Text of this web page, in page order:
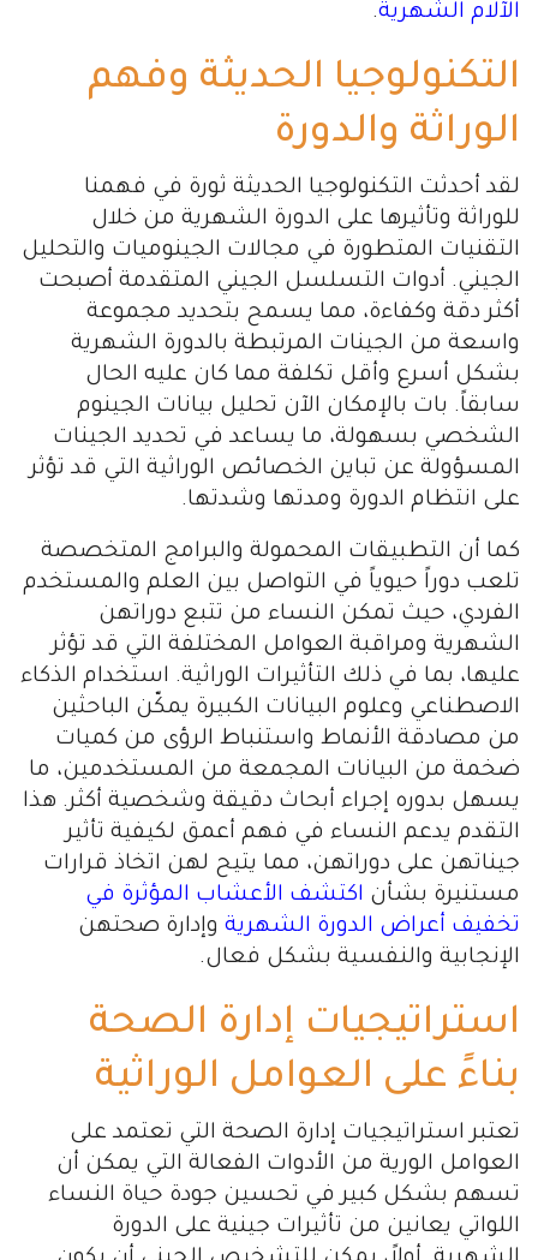
الآلام الشهرية.
التكنولوجيا الحديثة وفهم
الوراثة والدورة
لقد أحدثت التكنولوجيا الحديثة ثورة في فهمنا
للوراثة وتأثيرها على الدورة الشهرية من خلال
التقنيات المتطورة في مجالات الجينوميات والتحليل
الجيني. أدوات التسلسل الجيني المتقدمة أصبحت
أكثر دقة وكفاءة، مما يسمح بتحديد مجموعة
واسعة من الجينات المرتبطة بالدورة الشهرية
بشكل أسرع وأقل تكلفة مما كان عليه الحال
سابقاً. بات بالإمكان الآن تحليل بيانات الجينوم
الشخصي بسهولة، ما يساعد في تحديد الجينات
المسؤولة عن تباين الخصائص الوراثية التي قد تؤثر
على انتظام الدورة ومدتها وشدتها.
كما أن التطبيقات المحمولة والبرامج المتخصصة
تلعب دوراً حيوياً في التواصل بين العلم والمستخدم
الفردي، حيث تمكن النساء من تتبع دوراتهن
الشهرية ومراقبة العوامل المختلفة التي قد تؤثر
عليها، بما في ذلك التأثيرات الوراثية. استخدام الذكاء
الاصطناعي وعلوم البيانات الكبيرة يمكّن الباحثين
من مصادقة الأنماط واستنباط الرؤى من كميات
ضخمة من البيانات المجمعة من المستخدمين، ما
يسهل بدوره إجراء أبحاث دقيقة وشخصية أكثر. هذا
التقدم يدعم النساء في فهم أعمق لكيفية تأثير
جيناتهن على دوراتهن، مما يتيح لهن اتخاذ قرارات
مستنيرة بشأن اكتشف الأعشاب المؤثرة في
تخفيف أعراض الدورة الشهرية وإدارة صحتهن
الإنجابية والنفسية بشكل فعال.
استراتيجيات إدارة الصحة
بناءً على العوامل الوراثية
تعتبر استراتيجيات إدارة الصحة التي تعتمد على
العوامل الورية من الأدوات الفعالة التي يمكن أن
تسهم بشكل كبير في تحسين جودة حياة النساء
اللواتي يعانين من تأثيرات جينية على الدورة